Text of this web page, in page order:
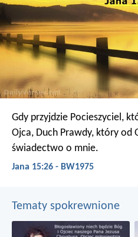
Gdy przyjdzie Pocieszyciel,
Ojca, Duch Prawdy, który od
świadectwo o mnie.
Jana 15:26 - BW1975
Tematy spokrewnione